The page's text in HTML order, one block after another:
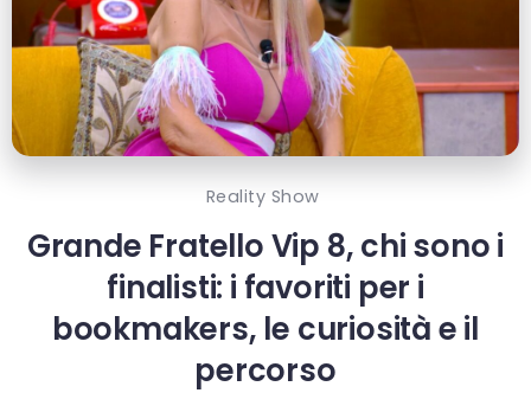
Reality Show
Grande Fratello Vip 8, chi sono i
finalisti: i favoriti per i
bookmakers, le curiosità e il
percorso